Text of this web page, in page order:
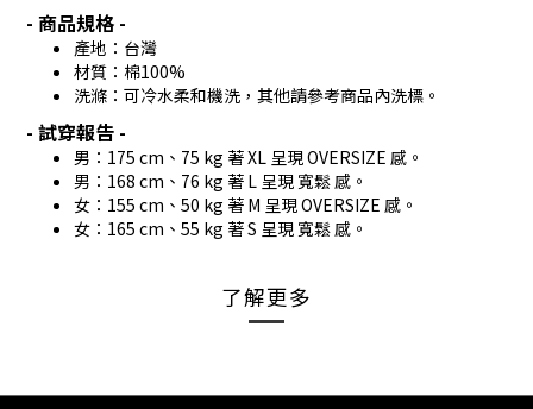
- 商品規格 -
產地：台灣
材質：棉100%
洗滌：可冷水柔和機洗，其他請參考商品內洗標。
- 試穿報告 -
男：175 cm、75 kg 著 XL 呈現 OVERSIZE 感。
男：168 cm、76 kg 著 L 呈現 寬鬆 感。
女：155 cm、50 kg 著 M 呈現 OVERSIZE 感。
女：165 cm、55 kg 著 S 呈現 寬鬆 感。
了解更多